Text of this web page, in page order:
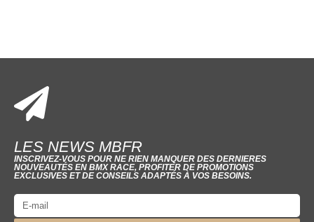
LES NEWS MBFR
INSCRIVEZ-VOUS POUR NE RIEN MANQUER DES DERNIERES
NOUVEAUTÉS EN BMX RACE, PROFITER DE PROMOTIONS
EXCLUSIVES ET DE CONSEILS ADAPTÉS À VOS BESOINS.